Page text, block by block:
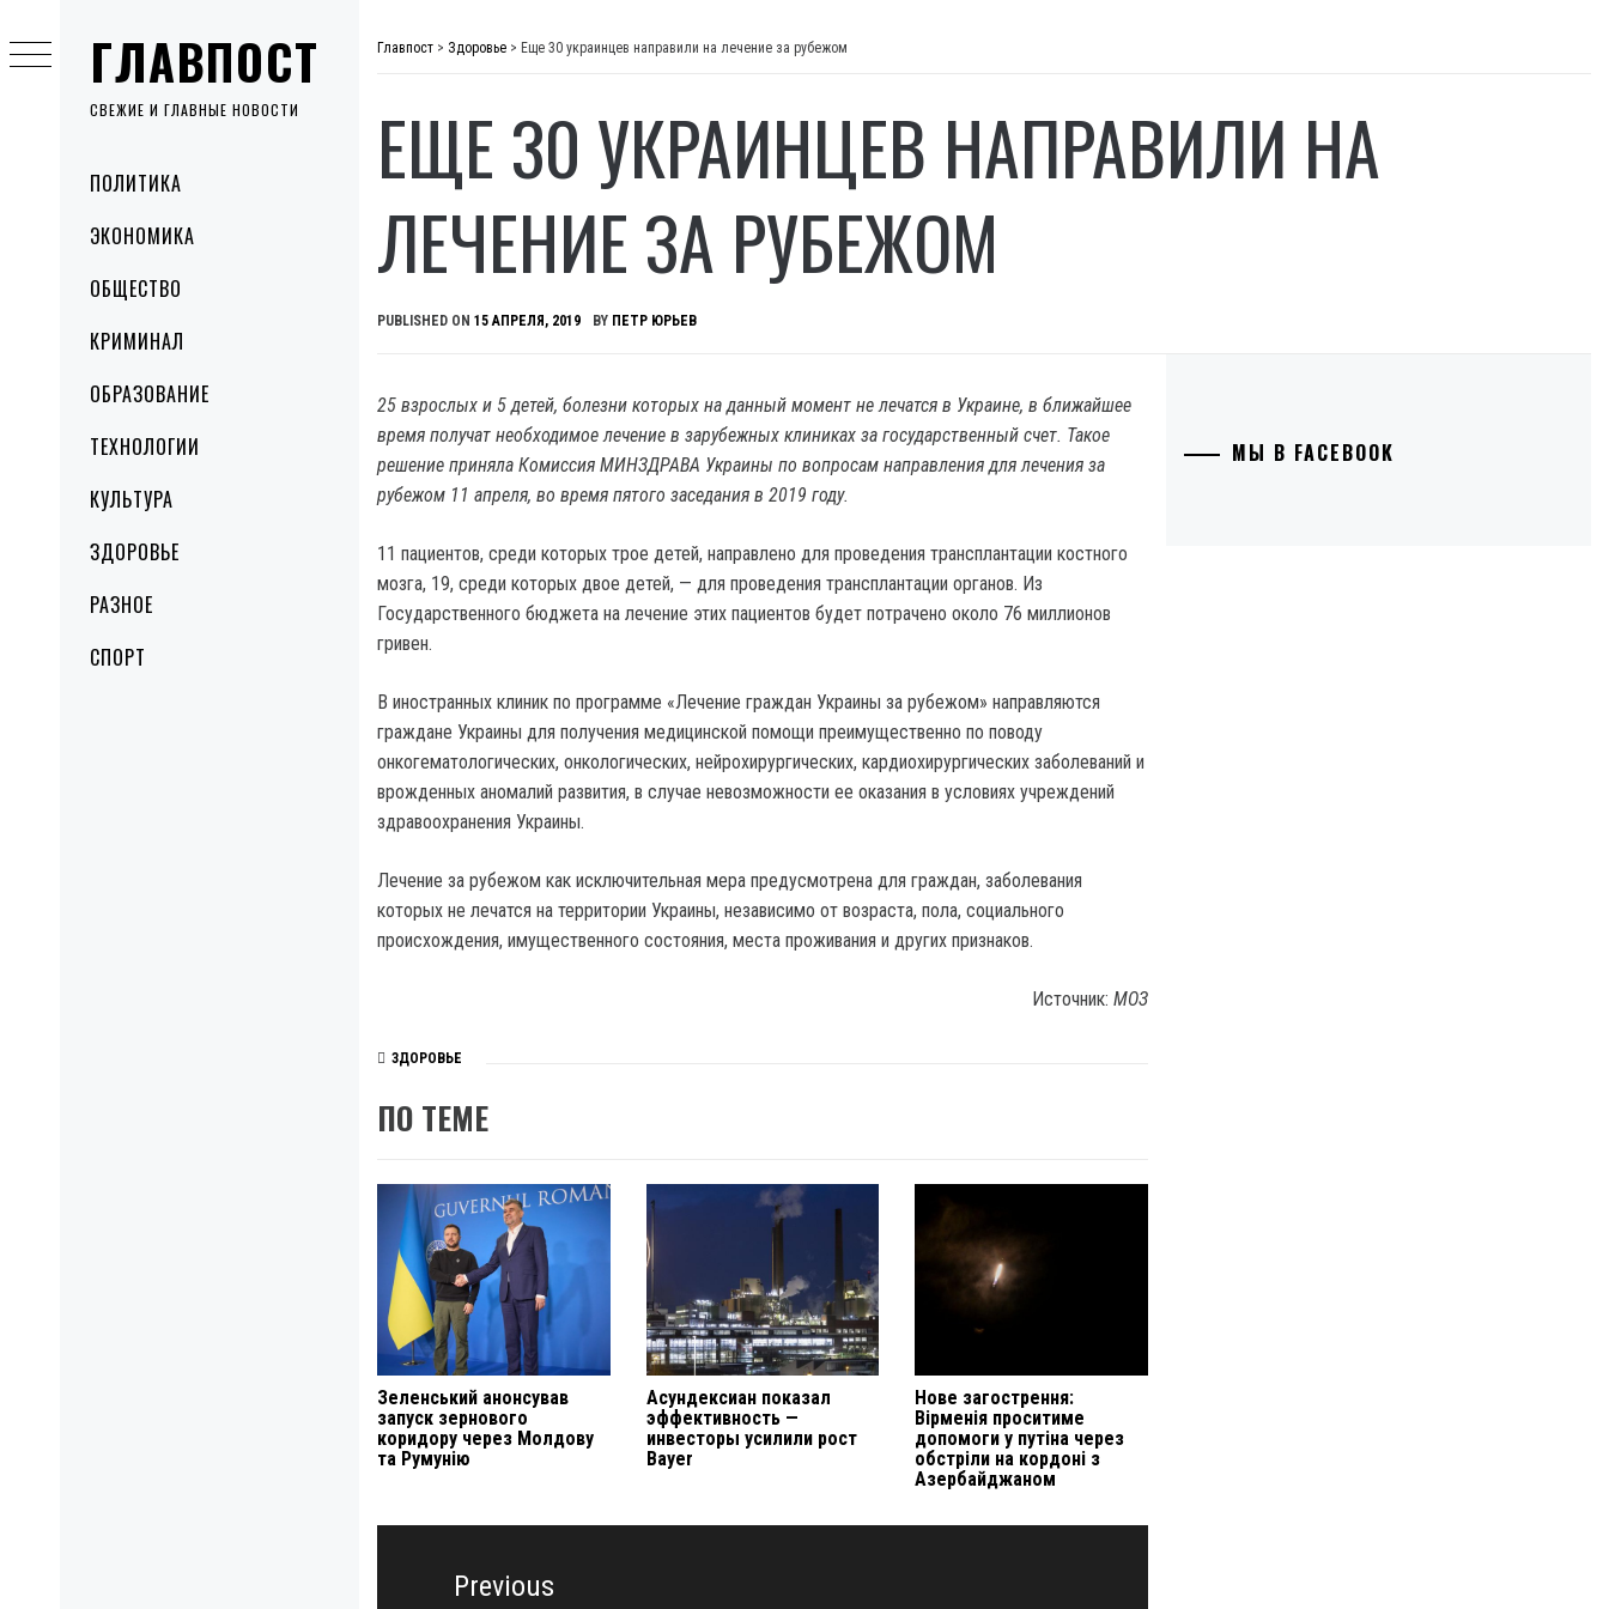
ГЛАВПОСТ
СВЕЖИЕ И ГЛАВНЫЕ НОВОСТИ
MenuПОЛИТИКА
ЭКОНОМИКА
ОБЩЕСТВО
КРИМИНАЛ
ОБРАЗОВАНИЕ
ТЕХНОЛОГИИ
КУЛЬТУРА
ЗДОРОВЬЕ
РАЗНОЕ
СПОРТ
to
content
Главпост > Здоровье > Еще 30 украинцев направили на лечение за рубежом
ЕЩЕ 30 УКРАИНЦЕВ НАПРАВИЛИ НА
ЛЕЧЕНИЕ ЗА РУБЕЖОМ
PUBLISHED ON 15 АПРЕЛЯ, 2019 BY ПЕТР ЮРЬЕВ
25 взрослых и 5 детей, болезни которых на данный момент не лечатся в Украине, в ближайшее
время получат необходимое лечение в зарубежных клиниках за государственный счет. Такое
решение приняла Комиссия МИНЗДРАВА Украины по вопросам направления для лечения за
рубежом 11 апреля, во время пятого заседания в 2019 году.
11 пациентов, среди которых трое детей, направлено для проведения трансплантации костного
мозга, 19, среди которых двое детей, — для проведения трансплантации органов. Из
Государственного бюджета на лечение этих пациентов будет потрачено около 76 миллионов
гривен.
В иностранных клиник по программе «Лечение граждан Украины за рубежом» направляются
граждане Украины для получения медицинской помощи преимущественно по поводу
онкогематологических, онкологических, нейрохирургических, кардиохирургических заболеваний и
врожденных аномалий развития, в случае невозможности ее оказания в условиях учреждений
здравоохранения Украины.
Лечение за рубежом как исключительная мера предусмотрена для граждан, заболевания
которых не лечатся на территории Украины, независимо от возраста, пола, социального
происхождения, имущественного состояния, места проживания и других признаков.
Источник:МОЗ
ЗДОРОВЬЕ
ПО ТЕМЕ
Зеленський анонсував
запуск зернового
коридору через Молдову
та Румунію
Асундексиан показал
эффективность —
инвесторы усилили рост
Bayer
Нове загострення:
Вірменія проситиме
допомоги у путіна через
обстріли на кордоні з
Азербайджаном
Навигация
Previous
МЫ В FACEBOOK